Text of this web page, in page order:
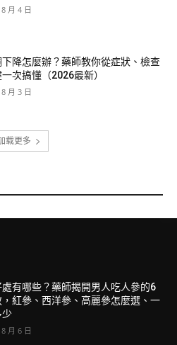
月 4 日
下降怎麼辦？藥師教你從症狀、檢查
次搞懂（2026最新）
月 3 日
载更多
處有哪些？藥師揭開男人吃人參的6
，紅參、西洋參、高麗參怎麼選、一
少
月 6 日